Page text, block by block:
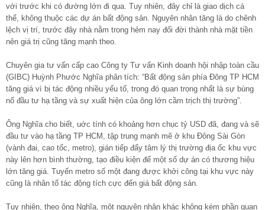
với trước khi có đường lớn đi qua. Tuy nhiên, đây chỉ là giao dịch cá
thể, không thuộc các dự án bất động sản. Nguyên nhân tăng là do chênh
lệch vị trí, trước đây nhà nằm trong hẻm nay đổi đời thành nhà mặt tiền
nên giá trị cũng tăng mạnh theo.
Chuyên gia tư vấn cấp cao Công ty Tư vấn Kinh doanh hội nhập toàn cầu
(GIBC) Huỳnh Phước Nghĩa phân tích: “Bất động sản phía Đông TP HCM
tăng giá vì bị tác động nhiều yếu tố, trong đó quan trọng nhất là sự bùng
nổ đầu tư hạ tầng và sự xuất hiện của ông lớn cầm trịch thị trường”.
Ông Nghĩa cho biết, uớc tính có khoảng hơn chục tỷ USD đã, đang và sẽ
đầu tư vào hạ tầng TP HCM, tập trung mạnh mẽ ở khu Đông Sài Gòn
(vành đai, cao tốc, metro), gián tiếp đẩy tâm lý thị trường địa ốc khu vực
này lên hơn bình thường, tạo điều kiện để một số dự án có thương hiệu
lớn tăng giá. Tuyến metro số một đang được khởi công tại khu vực này
cũng là nhân tố tác động tích cực đến giá bất động sản.
Tuy nhiên, theo ông Nghĩa, một nguyên nhân khác không kém phần quan